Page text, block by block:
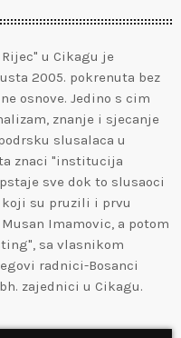
u Cikagu je
2005. pokrenuta bez
osnove. Jedino s cim
znanje i sjecanje
slusalaca u
znaci "institucija
sve dok to slusaoci
koji su pruzili i prvu
Imamovic, a potom
sa vlasnikom
radnici-Bosanci
zajednici u Cikagu.